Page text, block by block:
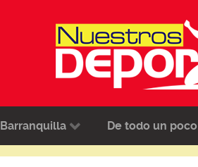
Barranquilla De todo un poco